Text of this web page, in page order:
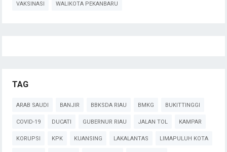
VAKSINASI WALIKOTA PEKANBARU
TAG
ARAB SAUDI BANJIR BBKSDA RIAU BMKG BUKITTINGGI
COVID-19 DUCATI GUBERNUR RIAU JALAN TOL KAMPAR
KORUPSI KPK KUANSING LAKALANTAS LIMAPULUH KOTA